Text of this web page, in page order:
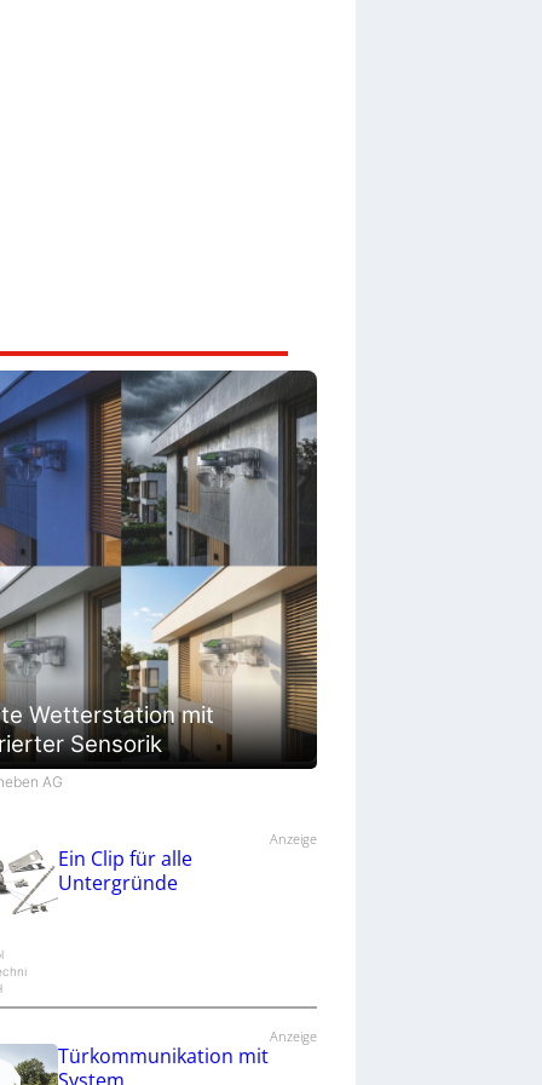
Wetterstation mit
Sensorik
AG
Anzeige
Ein Clip für alle
Untergründe
Anzeige
Türkommunikation mit